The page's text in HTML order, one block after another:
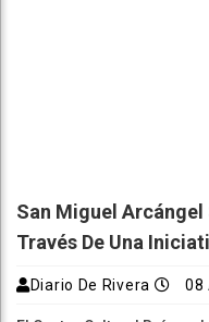
San Miguel Arcángel
Través De Una
Diario De Rivera 08